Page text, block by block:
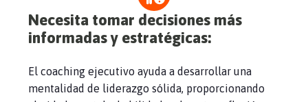
Necesita tomar decisiones más
informadas y estratégicas:
El coaching ejecutivo ayuda a desarrollar una
mentalidad de liderazgo sólida, proporcionando